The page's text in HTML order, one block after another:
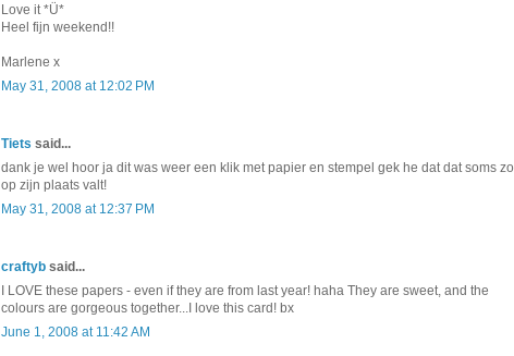
Love it *Ü*
Heel fijn weekend!!
Marlene x
May 31, 2008 at 12:02 PM
Tiets said...
dank je wel hoor ja dit was weer een klik met papier en stempel gek he dat dat soms zo
op zijn plaats valt!
May 31, 2008 at 12:37 PM
craftyb said...
I LOVE these papers - even if they are from last year! haha They are sweet, and the
colours are gorgeous together...I love this card! bx
June 1, 2008 at 11:42 AM